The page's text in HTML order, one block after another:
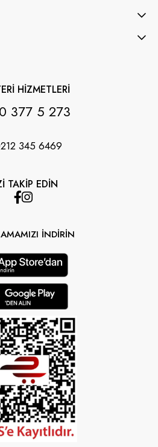
HİZMETLERİ
377 5 273
345 6469
TAKİP EDİN
İNDİRİN